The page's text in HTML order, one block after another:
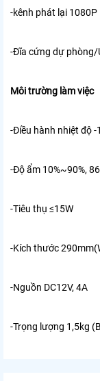
-kênh phát lại 1080P
-Đĩa cứng dự phòng/
Môi trường làm việc
-Điều hành nhiệt độ
-Độ ẩm 10%~90%,
-Tiêu thụ ≤15W
-Kích thước
-Nguồn DC12V, 4A
-Trọng lượng 1,5kg